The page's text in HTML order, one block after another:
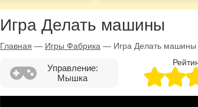
Игра Делать машины
Главная — Игры Фабрика — Игра Делать машины
Управление:
Мышка